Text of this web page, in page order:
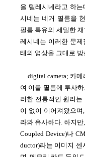
을 텔레시네라고 하
시네는 네거 필름을
필름 특유의 세밀한
레시네는 이러한 문
태의 영상을 그대로
digital camera; 카
여 이를 필름에 투사
러한 전통적인 원리
이 없이 이어져왔으
라와 유사하다. 하지
Coupled Device)나
ductor)라는 이미지 센